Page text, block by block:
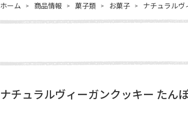
ホーム 商品情報 菓子類 お菓子 ナチュラルヴ
ナチュラルヴィーガンクッキー たん